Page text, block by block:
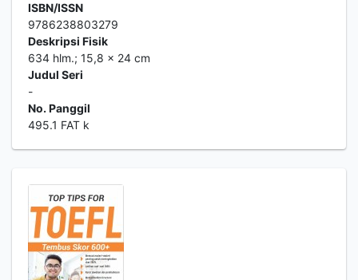
ISBN/ISSN
9786238803279
Deskripsi Fisik
634 hlm.; 15,8 x 24 cm
Judul Seri
-
No. Panggil
495.1 FAT k